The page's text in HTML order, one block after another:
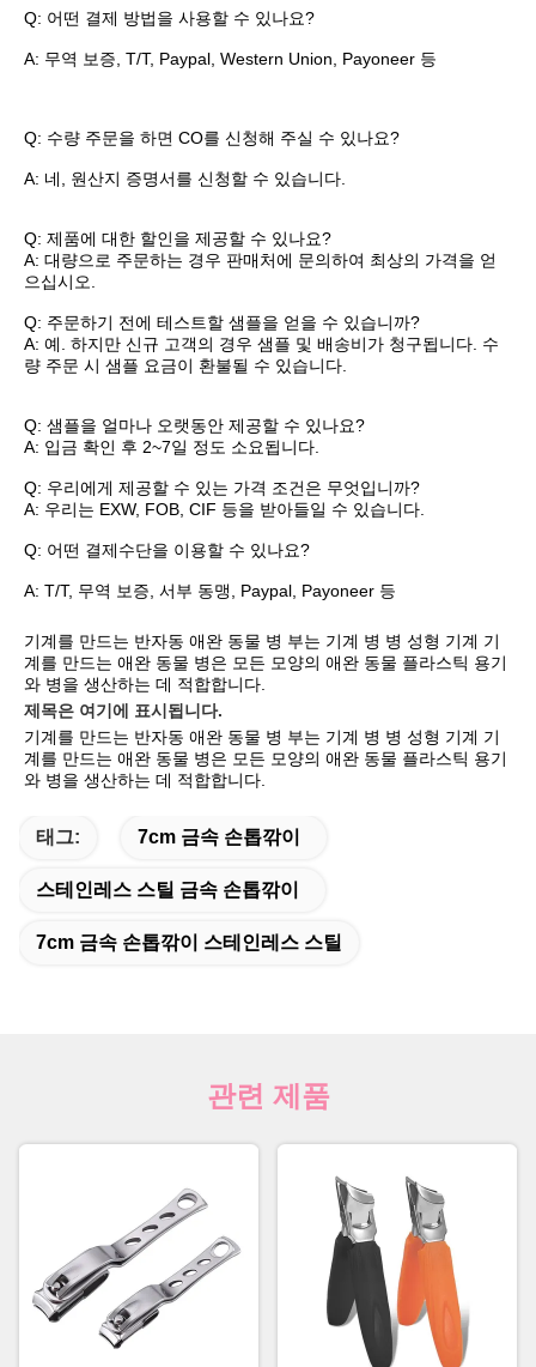
Q: 어떤 결제 방법을 사용할 수 있나요?
A: 무역 보증, T/T, Paypal, Western Union, Payoneer 등
Q: 수량 주문을 하면 CO를 신청해 주실 수 있나요?
A: 네, 원산지 증명서를 신청할 수 있습니다.
Q: 제품에 대한 할인을 제공할 수 있나요?
A: 대량으로 주문하는 경우 판매처에 문의하여 최상의 가격을 얻
으십시오.
Q: 주문하기 전에 테스트할 샘플을 얻을 수 있습니까?
A: 예. 하지만 신규 고객의 경우 샘플 및 배송비가 청구됩니다. 수
량 주문 시 샘플 요금이 환불될 수 있습니다.
Q: 샘플을 얼마나 오랫동안 제공할 수 있나요?
A: 입금 확인 후 2~7일 정도 소요됩니다.
Q: 우리에게 제공할 수 있는 가격 조건은 무엇입니까?
A: 우리는 EXW, FOB, CIF 등을 받아들일 수 있습니다.
Q: 어떤 결제수단을 이용할 수 있나요?
A: T/T, 무역 보증, 서부 동맹, Paypal, Payoneer 등
기계를 만드는 반자동 애완 동물 병 부는 기계 병 병 성형 기계 기
계를 만드는 애완 동물 병은 모든 모양의 애완 동물 플라스틱 용기
와 병을 생산하는 데 적합합니다.
제목은 여기에 표시됩니다.
기계를 만드는 반자동 애완 동물 병 부는 기계 병 병 성형 기계 기
계를 만드는 애완 동물 병은 모든 모양의 애완 동물 플라스틱 용기
와 병을 생산하는 데 적합합니다.
태그: 7cm 금속 손톱깎이
스테인레스 스틸 금속 손톱깎이
7cm 금속 손톱깎이 스테인레스 스틸
관련 제품